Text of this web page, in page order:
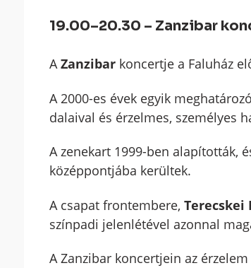
19.00–20.30 – Zanzibar
AZanzibarkoncertje a Faluház
A 2000-es évek egyik
dalaival és érzelmes, személyes
A zenekart 1999-ben alapították,
középpontjába kerültek.
A csapat frontembere, Terecskei
színpadi jelenlétével azonnal
A Zanzibar koncertjein az